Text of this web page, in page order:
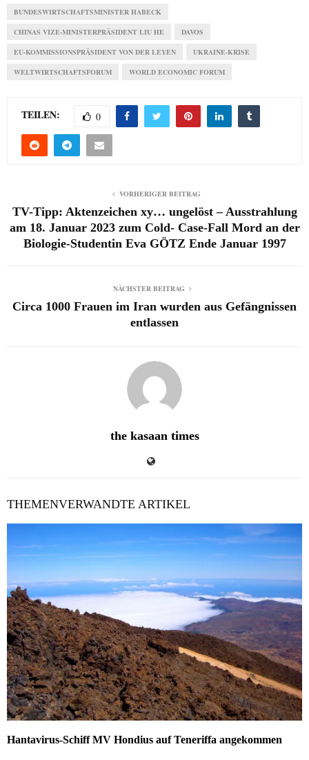
BUNDESWIRTSCHAFTSMINISTER HABECK
CHINAS VIZE-MINISTERPRÄSIDENT LIU HE DAVOS
EU-KOMMISSIONSPRÄSIDENT VON DER LEYEN UKRAINE-KRISE
WELTWIRTSCHAFTSFORUM WORLD ECONOMIC FORUM
TEILEN: 0
VORHERIGER BEITRAG
TV-Tipp: Aktenzeichen xy… ungelöst – Ausstrahlung
am 18. Januar 2023 zum Cold- Case-Fall Mord an der
Biologie-Studentin Eva GÖTZ Ende Januar 1997
NÄCHSTER BEITRAG
Circa 1000 Frauen im Iran wurden aus Gefängnissen
entlassen
the kasaan times
THEMENVERWANDTE ARTIKEL
Hantavirus-Schiff MV Hondius auf Teneriffa angekommen